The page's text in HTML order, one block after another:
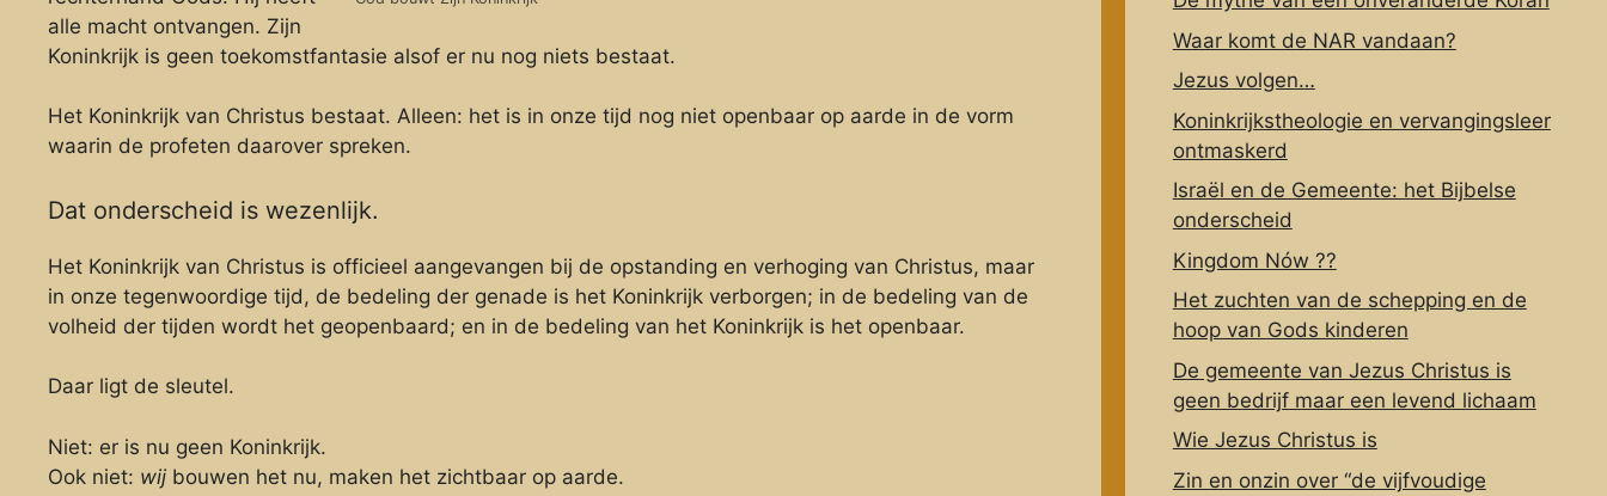
alle macht ontvangen. Zijn
Koninkrijk is geen toekomstfantasie alsof er nu nog niets bestaat.
Het Koninkrijk van Christus bestaat. Alleen: het is in onze tijd nog niet openbaar op aarde in de vorm
waarin de profeten daarover spreken.
Dat onderscheid is wezenlijk.
Het Koninkrijk van Christus is officieel aangevangen bij de opstanding en verhoging van Christus, maar
in onze tegenwoordige tijd, de bedeling der genade is het Koninkrijk verborgen; in de bedeling van de
volheid der tijden wordt het geopenbaard; en in de bedeling van het Koninkrijk is het openbaar.
Daar ligt de sleutel.
Niet: er is nu geen Koninkrijk.
Ook niet: wij bouwen het nu, maken het zichtbaar op aarde.
Waar komt de NAR vandaan?
Jezus volgen…
Koninkrijkstheologie en vervangingsleer
ontmaskerd
Israël en de Gemeente: het Bijbelse
onderscheid
Kingdom Nów ??
Het zuchten van de schepping en de
hoop van Gods kinderen
De gemeente van Jezus Christus is
geen bedrijf maar een levend lichaam
Wie Jezus Christus is
Zin en onzin over “de vijfvoudige